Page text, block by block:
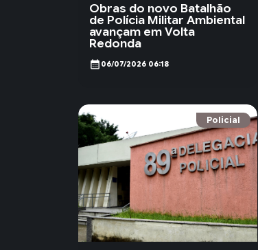
Obras do novo Batalhão
de Polícia Militar Ambiental
avançam em Volta
Redonda
calendar_month 06/07/2026 06:18
Policial